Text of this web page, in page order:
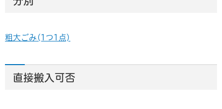
粗大ごみ(1つ1点)
直接搬入可否